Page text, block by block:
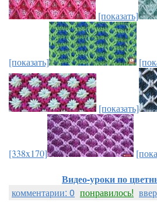
[показать]
[показать]
[показать]
[338x170]
Видео-уроки по
комментарии: 0 понравилось!